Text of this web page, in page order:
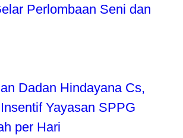
Perlombaan Seni dan
Dadan Hindayana Cs,
Yayasan SPPG
per Hari